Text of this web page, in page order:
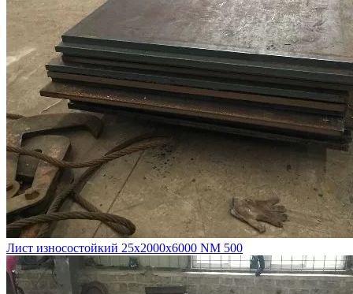
Лист износостойкий 25х2000х6000 NM 500